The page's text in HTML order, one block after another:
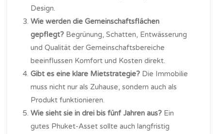
Design.
Wie werden die Gemeinschaftsflächen
gepflegt? Begrünung, Schatten, Entwässerung
und Qualität der Gemeinschaftsbereiche
beeinflussen Komfort und Kosten direkt.
Gibt es eine klare Mietstrategie? Die Immobilie
muss nicht nur als Zuhause, sondern auch als
Produkt funktionieren.
Wie sieht sie in drei bis fünf Jahren aus? Ein
gutes Phuket-Asset sollte auch langfristig